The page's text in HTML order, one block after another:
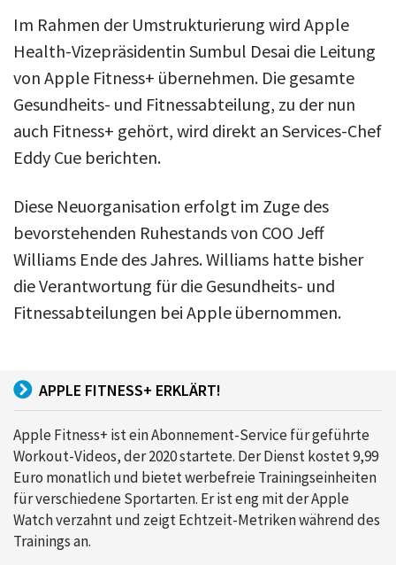
Im Rahmen der Umstrukturierung wird Apple
Health-Vizepräsidentin Sumbul Desai die Leitung
von Apple Fitness+ übernehmen. Die gesamte
Gesundheits- und Fitnessabteilung, zu der nun
auch Fitness+ gehört, wird direkt an Services-Chef
Eddy Cue berichten.
Diese Neuorganisation erfolgt im Zuge des
bevorstehenden Ruhestands von COO Jeff
Williams Ende des Jahres. Williams hatte bisher
die Verantwortung für die Gesundheits- und
Fitnessabteilungen bei Apple übernommen.
APPLE FITNESS+ ERKLÄRT!
Apple Fitness+ ist ein Abonnement-Service für geführte
Workout-Videos, der 2020 startete. Der Dienst kostet 9,99
Euro monatlich und bietet werbefreie Trainingseinheiten
für verschiedene Sportarten. Er ist eng mit der Apple
Watch verzahnt und zeigt Echtzeit-Metriken während des
Trainings an.